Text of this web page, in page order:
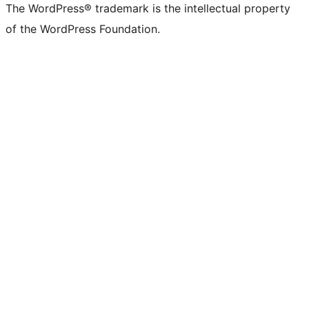
The WordPress® trademark is the intellectual property
of the WordPress Foundation.